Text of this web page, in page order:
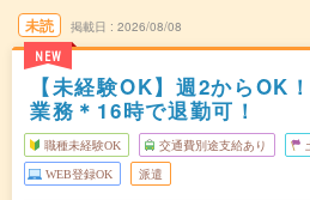
未読
NEW
掲載日 2026/08/08
【未経験OK】週2からOK
業務＊16時で退勤可！
職種未経験OK 交通費別途支給あり
WEB登録OK 派遣